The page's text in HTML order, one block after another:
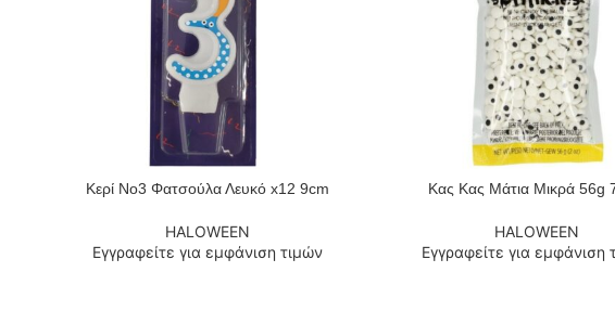
ΔΙΑΒΆΣΤΕ ΠΕΡΙΣΣΌΤΕΡΑ
Κερί Νο3 Φατσούλα Λευκό x12 9cm
HALOWEEN
Εγγραφείτε για εμφάνιση τιμών
ΔΙΑΒΆΣΤΕ ΠΕΡΙΣΣΌΤΕΡΑ
Κας Κας Μάτια Μικρά 56g
HALOWEEN
Εγγραφείτε για εμφάνιση